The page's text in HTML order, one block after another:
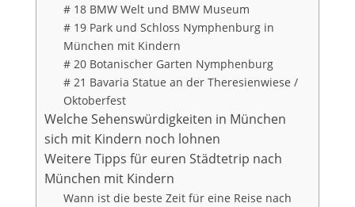
# 18 BMW Welt und BMW Museum
# 19 Park und Schloss Nymphenburg in
München mit Kindern
# 20 Botanischer Garten Nymphenburg
# 21 Bavaria Statue an der Theresienwiese /
Oktoberfest
Welche Sehenswürdigkeiten in München
sich mit Kindern noch lohnen
Weitere Tipps für euren Städtetrip nach
München mit Kindern
Wann ist die beste Zeit für eine Reise nach